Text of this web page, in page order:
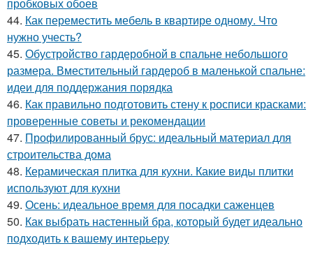
пробковых обоев
44. Как переместить мебель в квартире одному. Что
нужно учесть?
45. Обустройство гардеробной в спальне небольшого
размера. Вместительный гардероб в маленькой спальне:
идеи для поддержания порядка
46. Как правильно подготовить стену к росписи красками:
проверенные советы и рекомендации
47. Профилированный брус: идеальный материал для
строительства дома
48. Керамическая плитка для кухни. Какие виды плитки
используют для кухни
49. Осень: идеальное время для посадки саженцев
50. Как выбрать настенный бра, который будет идеально
подходить к вашему интерьеру